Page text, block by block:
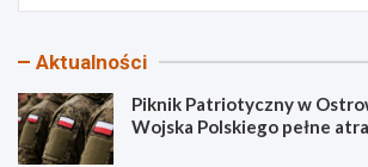
Aktualności
Piknik Patriotyczny w
Wojska Polskiego pełne